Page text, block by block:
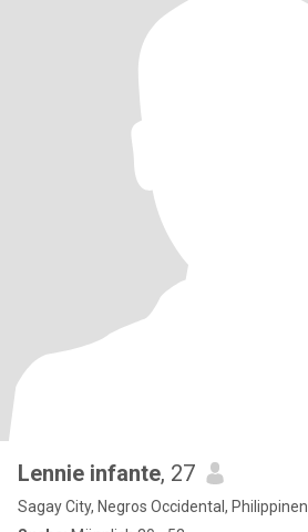
Lennie infante, 27
Sagay City, Negros Occidental, Philippinen